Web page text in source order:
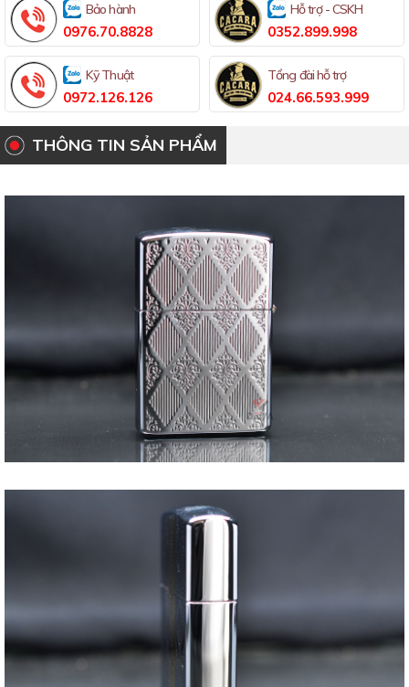
Bảo hành
0976.70.8828
Hỗ trợ - CSKH
0352.899.998
Kỹ Thuật
0972.126.126
Tổng đài hỗ trợ
024.66.593.999
THÔNG TIN SẢN PHẨM